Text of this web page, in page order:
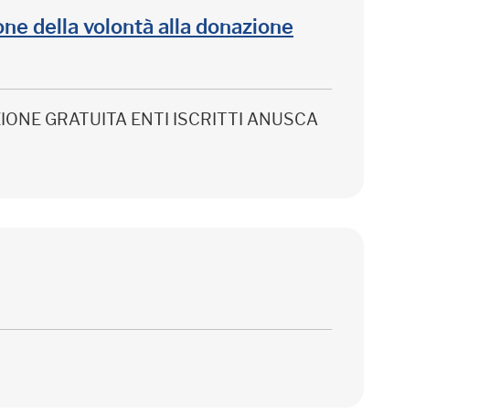
della volontà alla donazione
GRATUITA ENTI ISCRITTI ANUSCA